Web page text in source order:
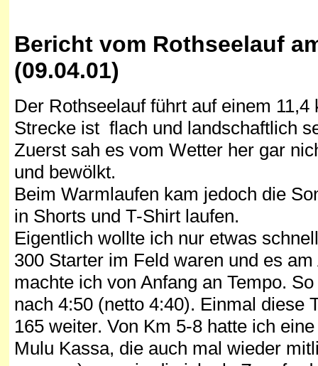
Bericht vom Rothseelauf
(09.04.01)
Der Rothseelauf führt auf einem
Strecke ist flach und landschaftlich
Zuerst sah es vom Wetter her gar
und bewölkt.
Beim Warmlaufen kam jedoch die
in Shorts und T-Shirt laufen.
Eigentlich wollte ich nur etwas
300 Starter im Feld waren und es
machte ich von Anfang an Tempo.
nach 4:50 (netto 4:40). Einmal diese
165 weiter. Von Km 5-8 hatte ich
Mulu Kassa, die auch mal wieder